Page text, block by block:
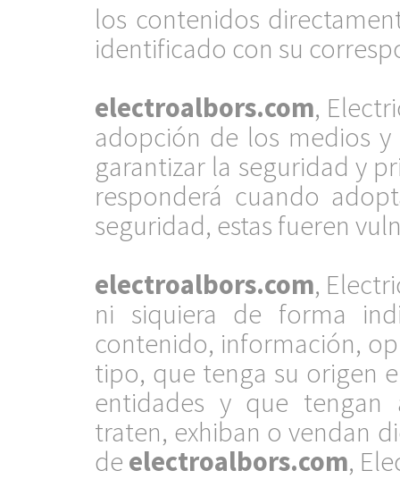
los contenidos
identificado con su
electroalbors.com,
adopción de los medios y
garantizar la seguridad y
responderá cuando
seguridad, estas fueren
electroalbors.com,
ni siquiera de forma
contenido, información,
tipo, que tenga su origen
entidades y que tengan
traten, exhiban o vendan
de electroalbors.com,